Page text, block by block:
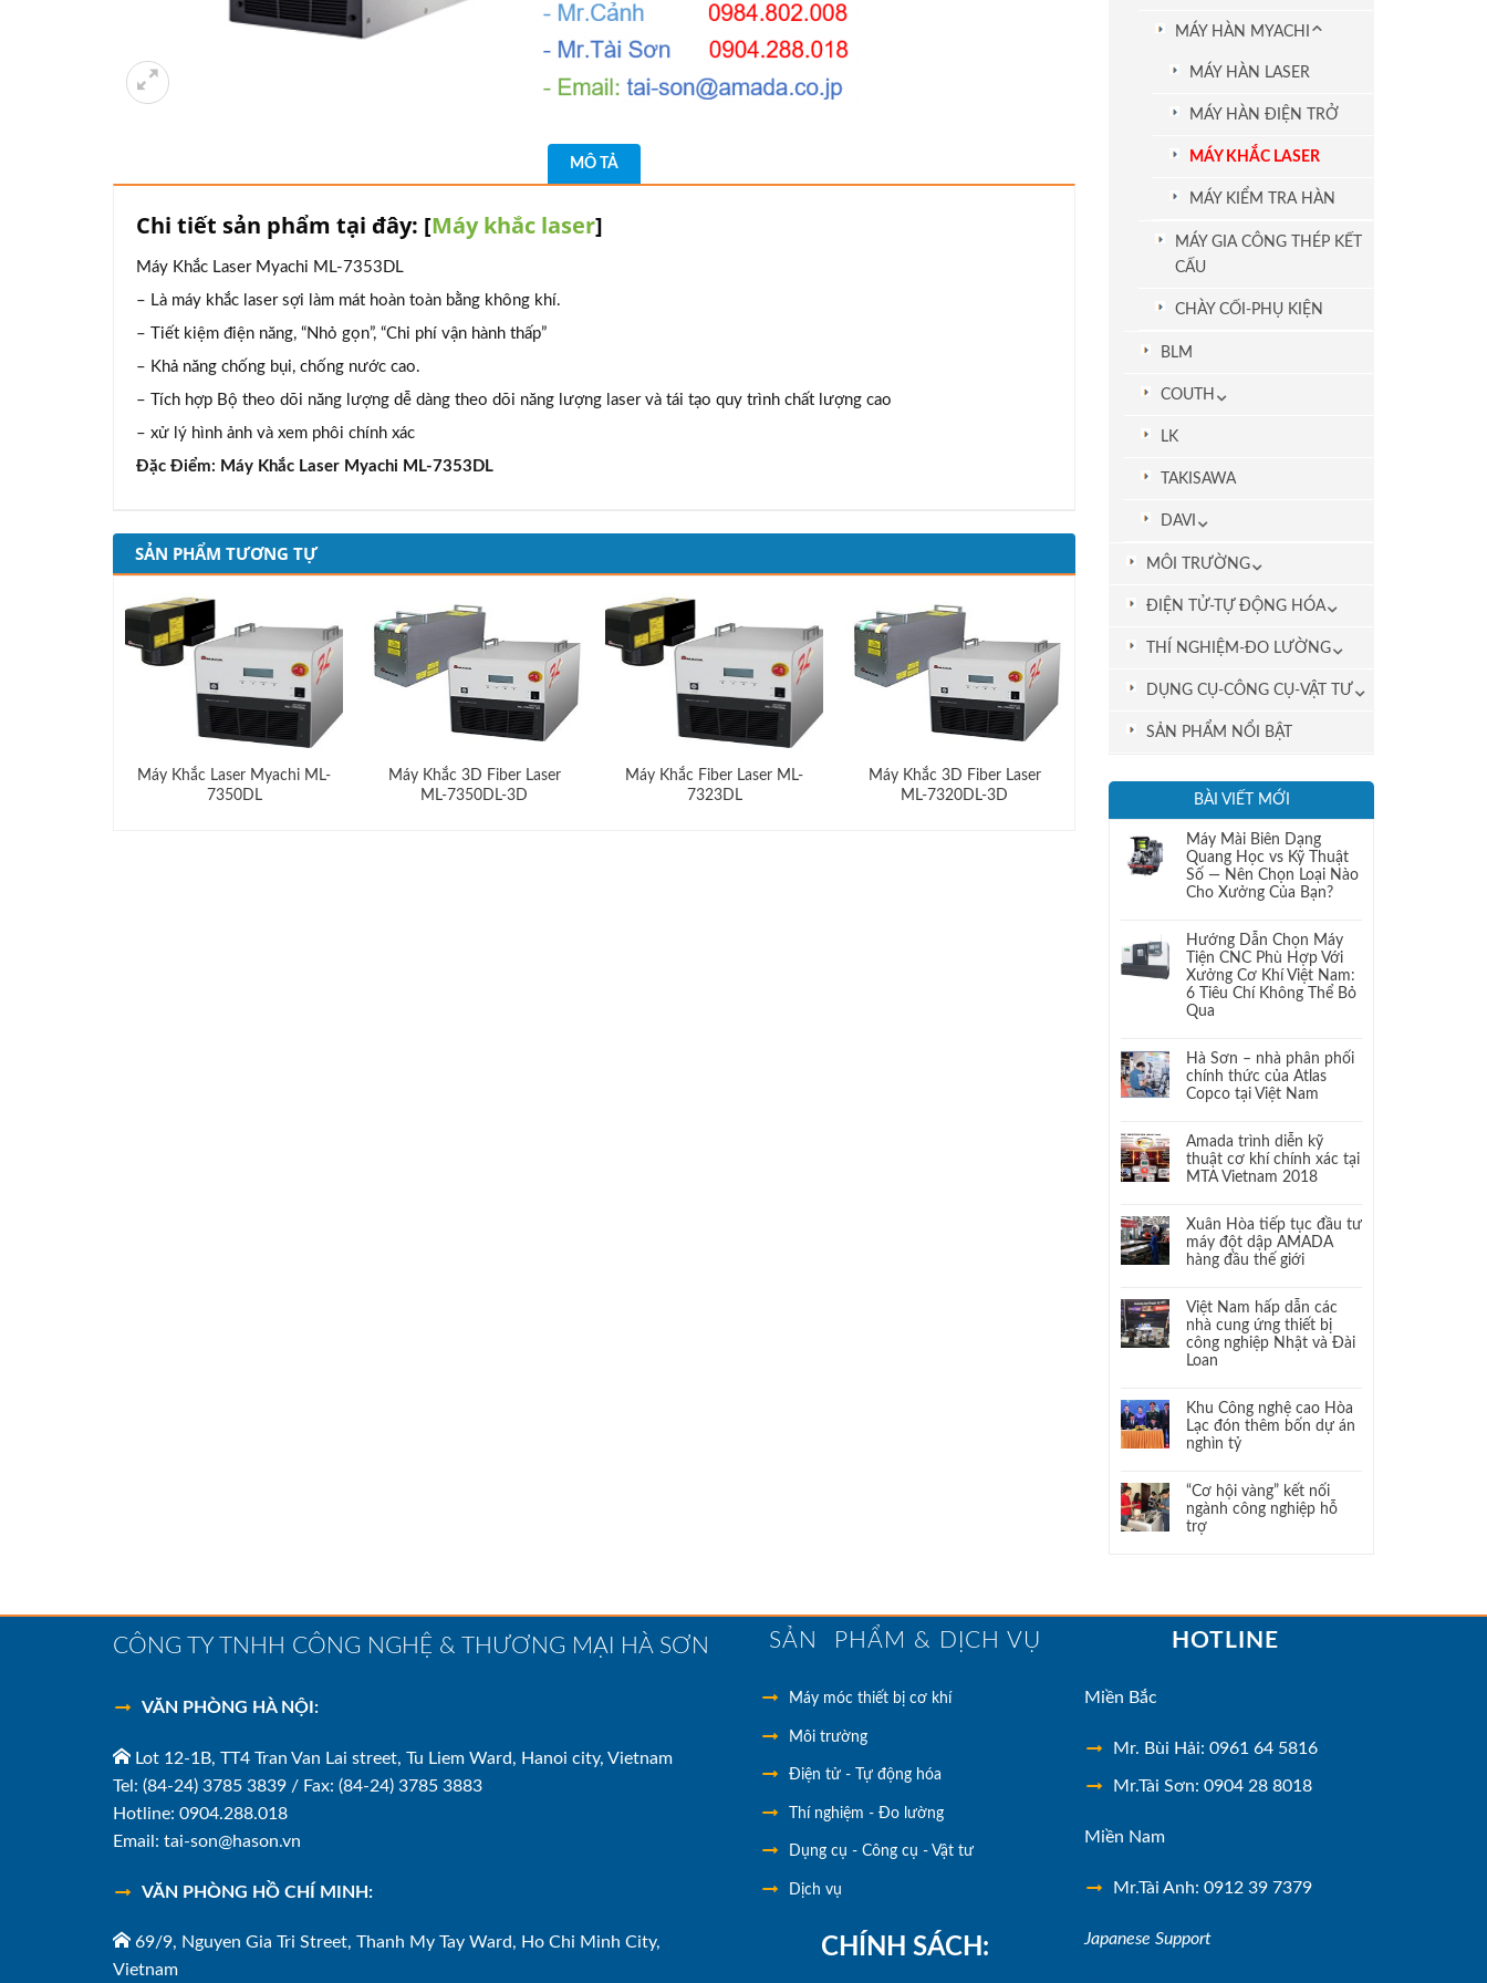
MÁY HÀN MYACHI
MÁY HÀN LASER
MÁY HÀN ĐIỆN TRỞ
MÁY KHẮC LASER
MÁY KIỂM TRA HÀN
MÁY GIA CÔNG THÉP KẾT
CẤU
CHÀY CỐI-PHỤ KIỆN
BLM
COUTH
LK
TAKISAWA
DAVI
MÔI TRƯỜNG
ĐIỆN TỬ-TỰ ĐỘNG HÓA
THÍ NGHIỆM-ĐO LƯỜNG
DỤNG CỤ-CÔNG CỤ-VẬT TƯ
SẢN PHẨM NỔI BẬT
BÀI VIẾT MỚI
Máy Mài Biên Dạng
Quang Học vs Kỹ Thuật
Số — Nên Chọn Loại Nào
Cho Xưởng Của Bạn?
Hướng Dẫn Chọn Máy
Tiện CNC Phù Hợp Với
Xưởng Cơ Khí Việt Nam:
6 Tiêu Chí Không Thể Bỏ
Qua
Hà Sơn – nhà phân phối
chính thức của Atlas
Copco tại Việt Nam
Amada trình diễn kỹ
thuật cơ khí chính xác tại
MTA Vietnam 2018
Xuân Hòa tiếp tục đầu tư
máy đột dập AMADA
hàng đầu thế giới
Việt Nam hấp dẫn các
nhà cung ứng thiết bị
công nghiệp Nhật và Đài
Loan
Khu Công nghệ cao Hòa
Lạc đón thêm bốn dự án
nghìn tỷ
“Cơ hội vàng” kết nối
ngành công nghiệp hỗ
trợ
MÔ TẢ
Chi tiết sản phẩm tại đây: [Máy khắc laser]
Máy Khắc Laser Myachi ML-7353DL
– Là máy khắc laser sợi làm mát hoàn toàn bằng không khí.
– Tiết kiệm điện năng, “Nhỏ gọn”, “Chi phí vận hành thấp”
– Khả năng chống bụi, chống nước cao.
– Tích hợp Bộ theo dõi năng lượng dễ dàng theo dõi năng lượng laser và tái tạo quy trình chất lượng cao
– xử lý hình ảnh và xem phôi chính xác
Đặc Điểm: Máy Khắc Laser Myachi ML-7353DL
SẢN PHẨM TƯƠNG TỰ
Máy Khắc Laser Myachi ML-
7350DL
Máy Khắc 3D Fiber Laser
ML-7350DL-3D
Máy Khắc Fiber Laser ML-
7323DL
Máy Khắc 3D Fiber Laser
ML-7320DL-3D
CÔNG TY TNHH CÔNG NGHỆ & THƯƠNG MẠI HÀ SƠN
VĂN PHÒNG HÀ NỘI:
Lot 12-1B, TT4 Tran Van Lai street, Tu Liem Ward, Hanoi city, Vietnam
Tel: (84-24) 3785 3839 / Fax: (84-24) 3785 3883
Hotline: 0904.288.018
Email: tai-son@hason.vn
VĂN PHÒNG HỒ CHÍ MINH:
69/9, Nguyen Gia Tri Street, Thanh My Tay Ward, Ho Chi Minh City,
Vietnam
SẢN PHẨM & DỊCH VỤ
Máy móc thiết bị cơ khí
Môi trường
Điện tử - Tự động hóa
Thí nghiệm - Đo lường
Dụng cụ - Công cụ - Vật tư
Dịch vụ
CHÍNH SÁCH:
HOTLINE
Miền Bắc
Mr. Bùi Hải: 0961 64 5816
Mr.Tài Sơn: 0904 28 8018
Miền Nam
Mr.Tài Anh: 0912 39 7379
Japanese Support